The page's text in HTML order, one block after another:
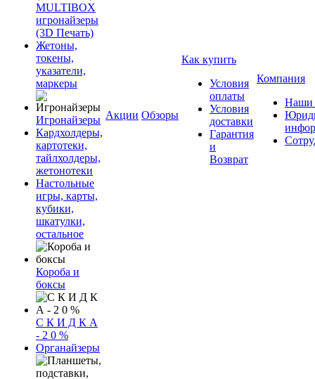
MULTIBOX
игронайзеры
(3D Печать)
Жетоны,
токены,
указатели,
маркеры
Игронайзеры
Кардхолдеры,
картотеки,
тайлхолдеры,
жетонотеки
Настольные
игры, карты,
кубики,
шкатулки,
остальное
Короба и
боксы
С К И Д К А
- 2 0 %
Органайзеры
Акции Обзоры
Как купить
Условия
оплаты
Условия
доставки
Гарантия
и
Возврат
Компания
Наши